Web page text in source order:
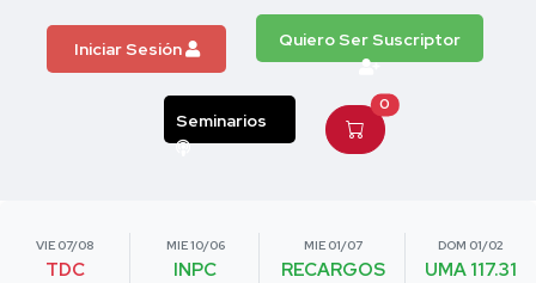
Iniciar Sesión Quiero Ser Suscriptor
Seminarios
0
VIE 07/08
TDC
MIE 10/06
INPC
MIE 01/07
RECARGOS
DOM 01/02
UMA 117.31